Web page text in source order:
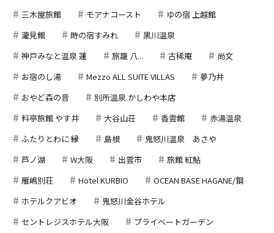
三木屋旅館
モアナコースト
ゆの宿 上越館
瀧見館
時の宿すみれ
黒川温泉
神戸みなと温泉 蓮
旅籠 八... 古稀庵
尚文
お宿のし湯
Mezzo ALL SUITE VILLAS
夢乃井
おやど森の音
別所温泉 かしわや本店
料亭旅館 やす井
大谷山荘 香雲館
赤湯温泉
ふたりとわに 縁
島根
鬼怒川温泉 あさや
芦ノ湖
W大阪 出雲市
旅館 紅鮎
雁嶋別荘
Hotel KURBIO
OCEAN BASE HAGANE/鋼
ホテルクアビオ
鬼怒川金谷ホテル
セントレジスホテル大阪
プライベートガーデン